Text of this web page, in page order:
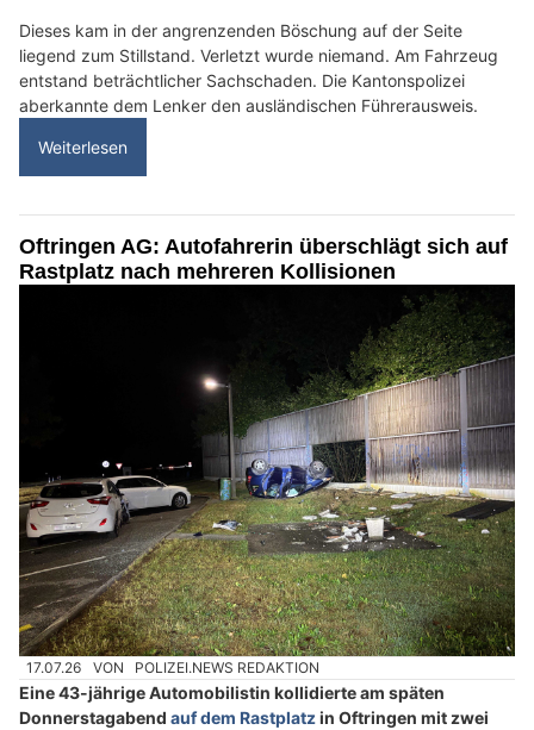
Dieses kam in der angrenzenden Böschung auf der Seite
liegend zum Stillstand. Verletzt wurde niemand. Am Fahrzeug
entstand beträchtlicher Sachschaden. Die Kantonspolizei
aberkannte dem Lenker den ausländischen Führerausweis.
Weiterlesen
Oftringen AG: Autofahrerin überschlägt sich auf
Rastplatz nach mehreren Kollisionen
17.07.26 VON POLIZEI.NEWS REDAKTION
Eine 43-jährige Automobilistin kollidierte am späten
Donnerstagabend auf dem Rastplatzin Oftringen mit zwei